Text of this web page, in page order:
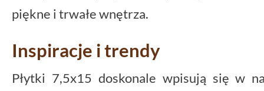
piękne i trwałe wnętrza.
Inspiracje i trendy
Płytki 7,5x15 doskonale wpisują się w